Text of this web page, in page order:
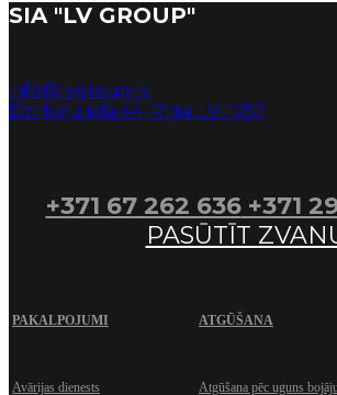
SIA "LV GROUP"
info@lvgroup.lv
Dzirkaļu iela 44, Rīga, LV-1057
+371 67 262 636+371
PASŪTĪT
PAKALPOJUMI ATGŪŠANA
Avārijas dienests
Atgūšana pēc uguns